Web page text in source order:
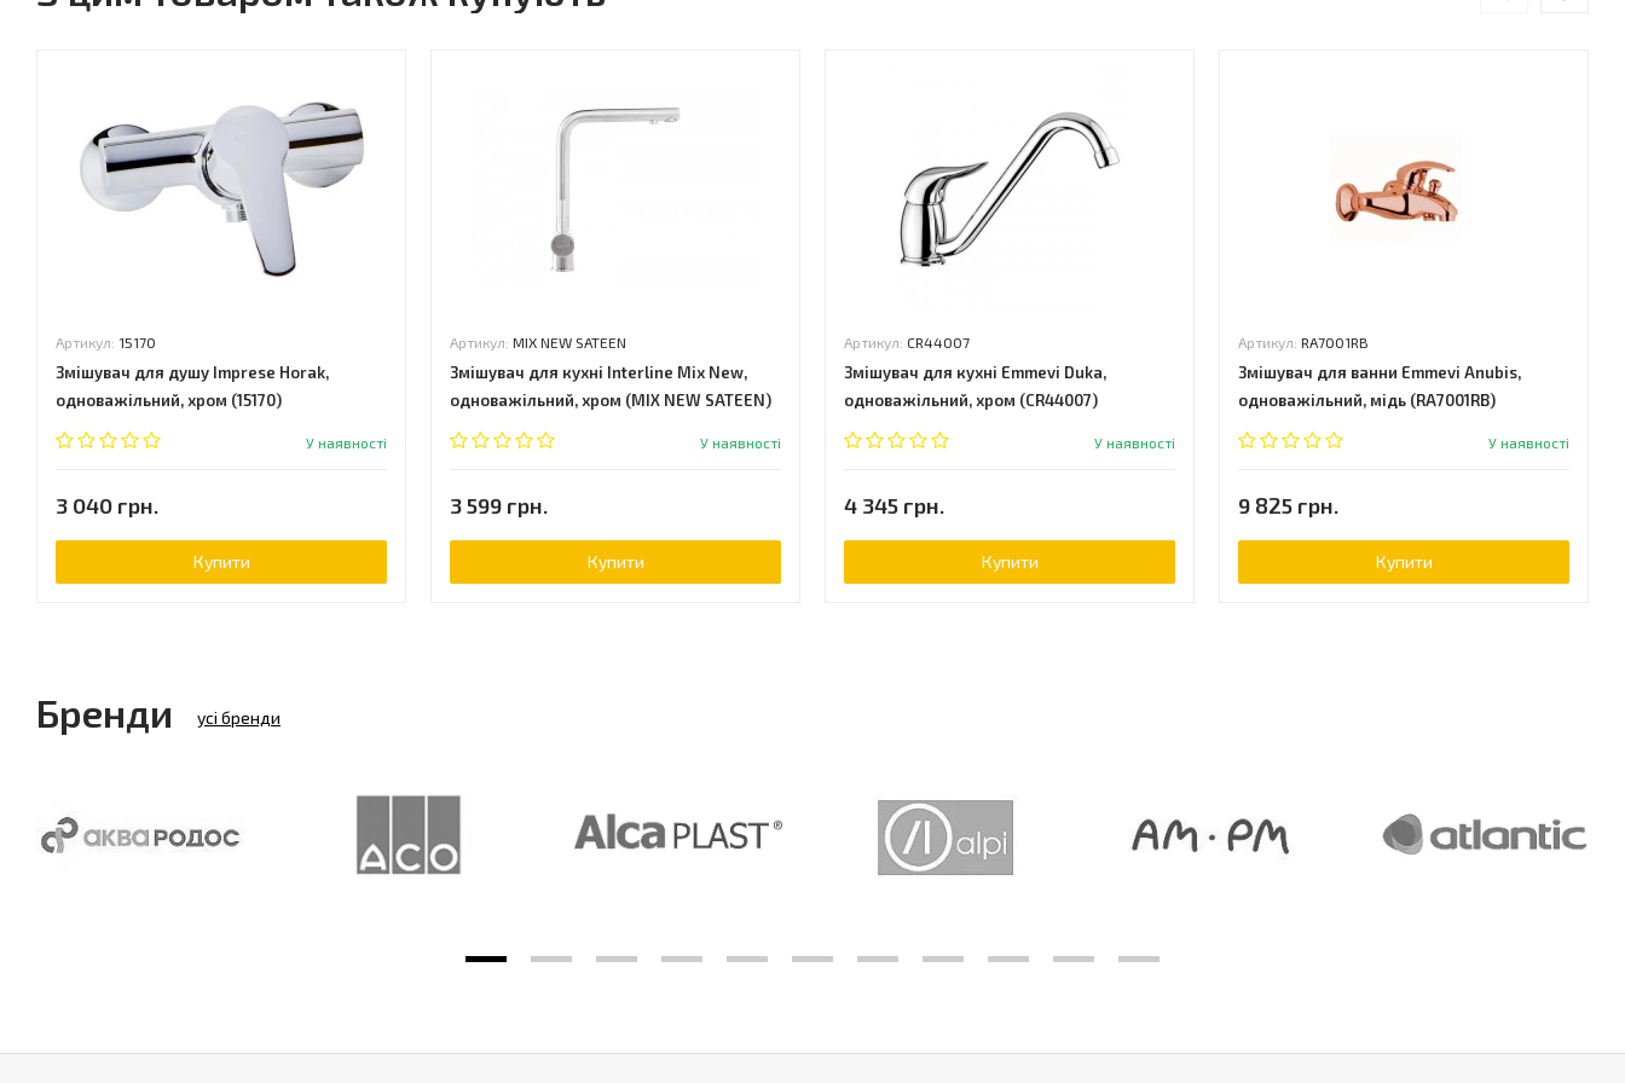
Артикул: 15170
Змішувач для душу Imprese Horak,
одноважільний, хром (15170)
У наявності
3 040 грн.
Купити
Артикул: MIX NEW SATEEN
Змішувач для кухні Interline Mix New,
одноважільний, хром (MIX NEW SATEEN)
У наявності
3 599 грн.
Купити
Артикул: CR44007
Змішувач для кухні Emmevi Duka,
одноважільний, хром (CR44007)
У наявності
4 345 грн.
Купити
Артикул: RA7001RB
Змішувач для ванни Emmevi Anubis,
одноважільний, мідь (RA7001RB)
У наявності
9 825 грн.
Купити
Бренди усі бренди